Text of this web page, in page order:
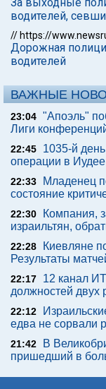
водителей,
// https://
Дорожная
водителей
ВАЖНЫЕ
23:04 "Апоэль"
Лиги
22:45
1035-й
операции в
22:33
Младенец
состояние
22:30
Компания,
израильтян,
22:28
Киевляне
Результаты
22:17
12 канал
должностей двух
22:12
едва не сорвали
21:42
В
пришедший в